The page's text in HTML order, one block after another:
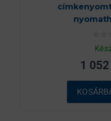
0
a
5
b
ő
l
1